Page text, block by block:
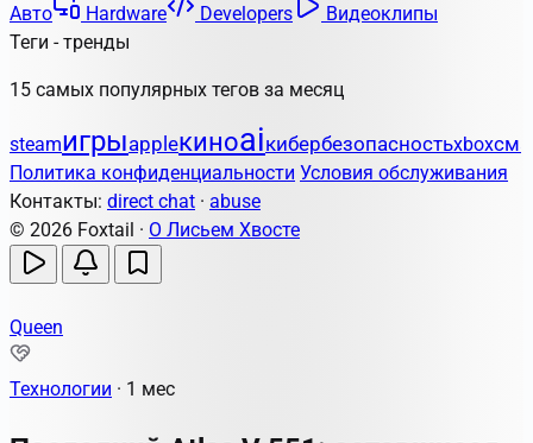
Авто
Hardware Developers
Видеоклипы
Теги - тренды
15 самых популярных тегов за месяц
steamигрыappleкиноaiкибербезопасностьxbox
Политика конфиденциальности Условия обслуживания
Контакты: direct chat · abuse
© 2026 Foxtail · О Лисьем Хвосте
Queen
Технологии · 1 мес